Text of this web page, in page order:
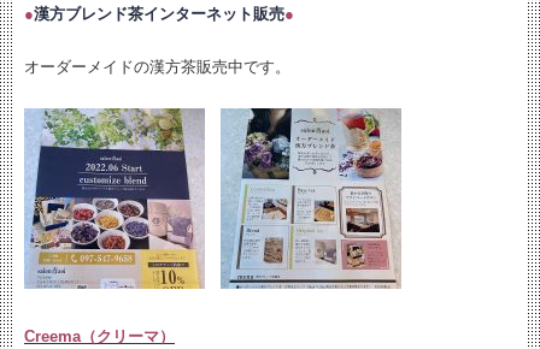
●漢方ブレンド茶インターネット販売●
オーダーメイドの漢方茶販売中です。
Creema（クリーマ）